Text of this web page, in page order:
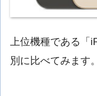
上位機種である
別に比べてみます。